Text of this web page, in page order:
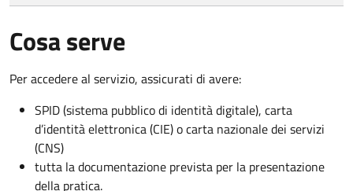
Cosa serve
Per accedere al servizio, assicurati di avere:
SPID (sistema pubblico di identità digitale), carta
d’identità elettronica (CIE) o carta nazionale dei servizi
(CNS)
tutta la documentazione prevista per la presentazione
della pratica.